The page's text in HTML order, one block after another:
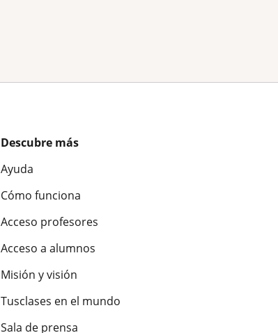
Descubre más
Ayuda
Cómo funciona
Acceso profesores
Acceso a alumnos
Misión y visión
Tusclases en el mundo
Sala de prensa